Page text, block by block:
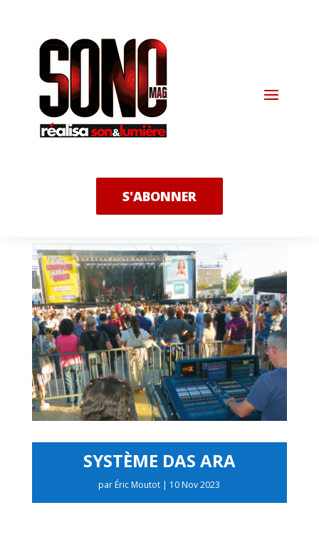
S'ABONNER
SYSTÈME DAS ARA
par Éric Moutot | 10 Nov 2023